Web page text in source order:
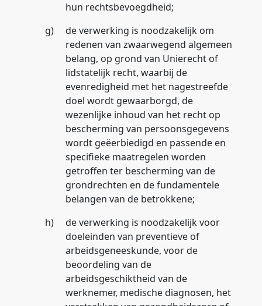
hun rechtsbevoegdheid;
g)
de verwerking is noodzakelijk om
redenen van zwaarwegend algemeen
belang, op grond van Unierecht of
lidstatelijk recht, waarbij de
evenredigheid met het nagestreefde
doel wordt gewaarborgd, de
wezenlijke inhoud van het recht op
bescherming van persoonsgegevens
wordt geëerbiedigd en passende en
specifieke maatregelen worden
getroffen ter bescherming van de
grondrechten en de fundamentele
belangen van de betrokkene;
h)
de verwerking is noodzakelijk voor
doeleinden van preventieve of
arbeidsgeneeskunde, voor de
beoordeling van de
arbeidsgeschiktheid van de
werknemer, medische diagnosen, het